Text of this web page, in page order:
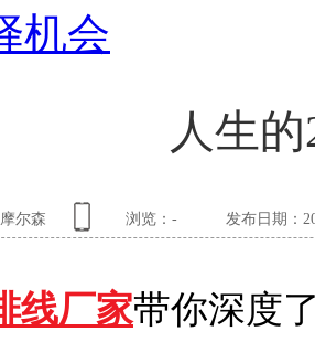
机会
人生
尔森 浏览： - 发布日期：
线厂家带你深度